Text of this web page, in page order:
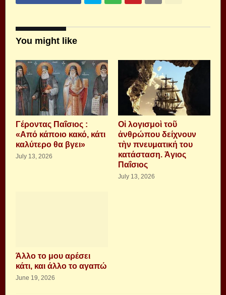
You might like
Γέροντας Παΐσιος :
«Από κάποιο κακό, κάτι
καλύτερο θα βγει»
July 13, 2026
Οἱ λογισμοὶ τοῦ
ἀνθρώπου δείχνουν
τὴν πνευματική του
κατάσταση. Ἁγιος
Παΐσιος
July 13, 2026
Άλλο το μου αρέσει
κάτι, και άλλο το αγαπώ
June 19, 2026